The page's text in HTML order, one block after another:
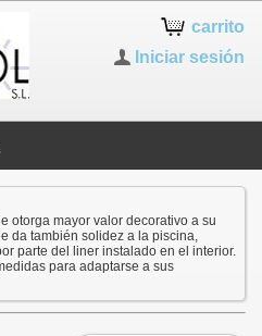
carrito
Iniciar sesión
otorga mayor valor decorativo a su
da también solidez a la piscina,
parte del liner instalado en el interior.
para adaptarse a sus